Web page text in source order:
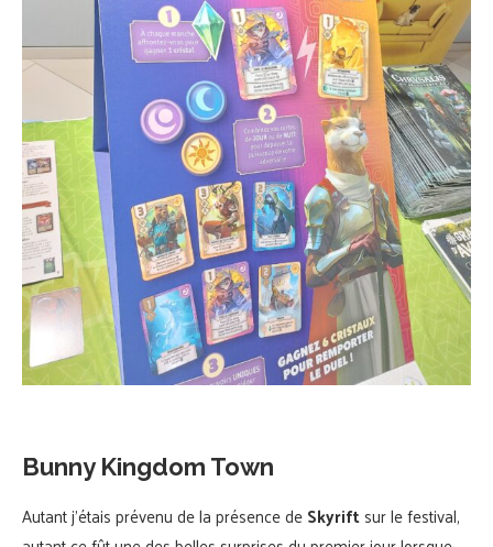
Bunny Kingdom Town
Autant j’étais prévenu de la présence deSkyriftsur le festival,